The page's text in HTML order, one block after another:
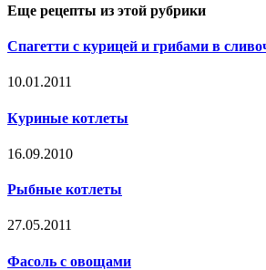
Еще рецепты из этой рубрики
Спагетти с курицей и грибами в
10.01.2011
Куриные котлеты
16.09.2010
Рыбные котлеты
27.05.2011
Фасоль с овощами